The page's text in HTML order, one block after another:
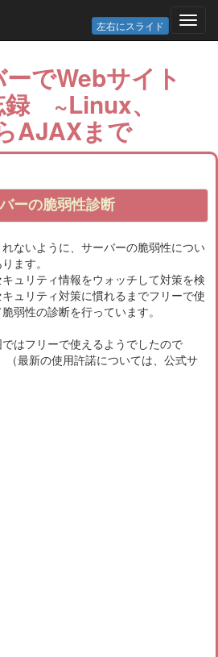
左右にスライド
でWebサイト
~Linux、
AJAXまで
ーの脆弱性診断
ないように、サーバーの脆弱性につい
ます。
ュリティ情報をウォッチして対策を検
ュリティ対策に慣れるまでフリーで使
弱性の診断を行っています。
はフリーで使えるようでしたので
（最新の使用許諾については、公式サ